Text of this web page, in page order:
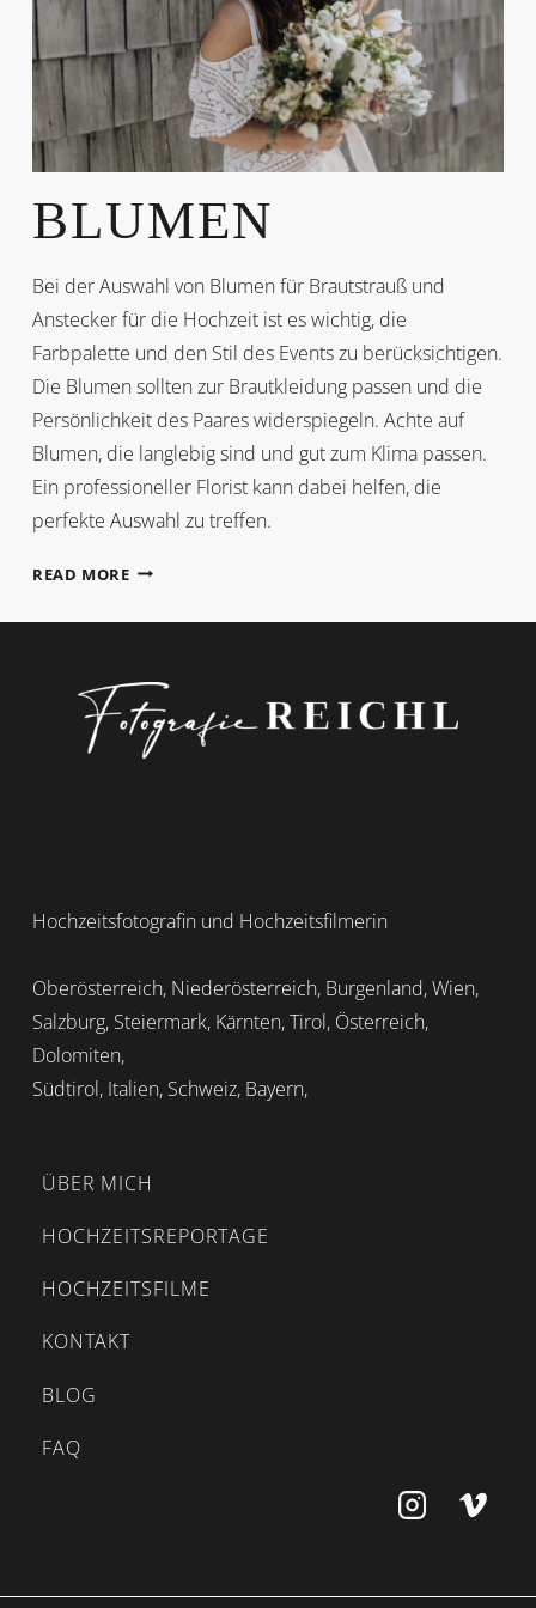
BLUMEN
Bei der Auswahl von Blumen für Brautstrauß und
Anstecker für die Hochzeit ist es wichtig, die
Farbpalette und den Stil des Events zu berücksichtigen.
Die Blumen sollten zur Brautkleidung passen und die
Persönlichkeit des Paares widerspiegeln. Achte auf
Blumen, die langlebig sind und gut zum Klima passen.
Ein professioneller Florist kann dabei helfen, die
perfekte Auswahl zu treffen.
READ MOREBLUMEN
Hochzeitsfotografin und Hochzeitsfilmerin
Oberösterreich, Niederösterreich, Burgenland, Wien,
Salzburg, Steiermark, Kärnten, Tirol, Österreich,
Dolomiten,
Südtirol, Italien, Schweiz, Bayern,
ÜBER MICH
HOCHZEITSREPORTAGE
HOCHZEITSFILME
KONTAKT
BLOG
FAQ